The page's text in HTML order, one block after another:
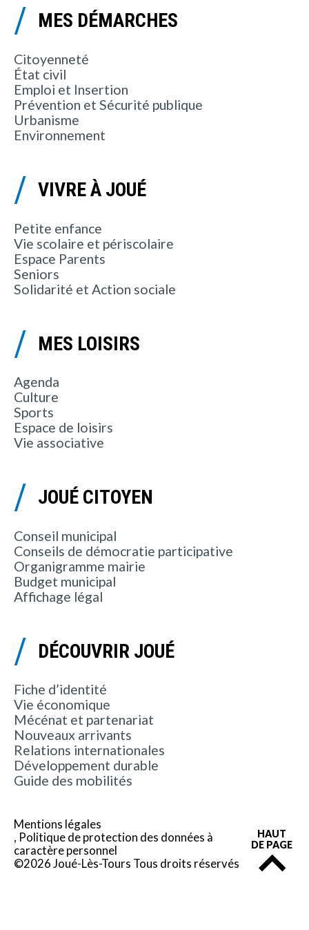
MES DÉMARCHES
Citoyenneté
État civil
Emploi et Insertion
Prévention et Sécurité publique
Urbanisme
Environnement
VIVRE À JOUÉ
Petite enfance
Vie scolaire et périscolaire
Espace Parents
Seniors
Solidarité et Action sociale
MES LOISIRS
Agenda
Culture
Sports
Espace de loisirs
Vie associative
JOUÉ CITOYEN
Conseil municipal
Conseils de démocratie participative
Organigramme mairie
Budget municipal
Affichage légal
DÉCOUVRIR JOUÉ
Fiche d’identité
Vie économique
Mécénat et partenariat
Nouveaux arrivants
Relations internationales
Développement durable
Guide des mobilités
Mentions légales
Politique de protection des données à
caractère personnel
©2026 Joué-Lès-Tours Tous droits réservés
HAUT
DE PAGE